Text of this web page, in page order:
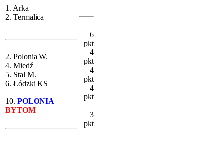
1. Arka
2. Termalica
2. Polonia W.
4. Miedź
5. Stal M.
6. Łódzki KS
10. POLONIA
BYTOM
6
pkt
4
pkt
4
pkt
4
pkt
3
pkt